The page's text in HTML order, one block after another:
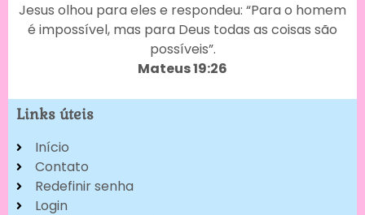
Jesus olhou para eles e respondeu: “Para o homem
é impossível, mas para Deus todas as coisas são
possíveis”.
Mateus 19:26
Links úteis
Início
Contato
Redefinir senha
Login